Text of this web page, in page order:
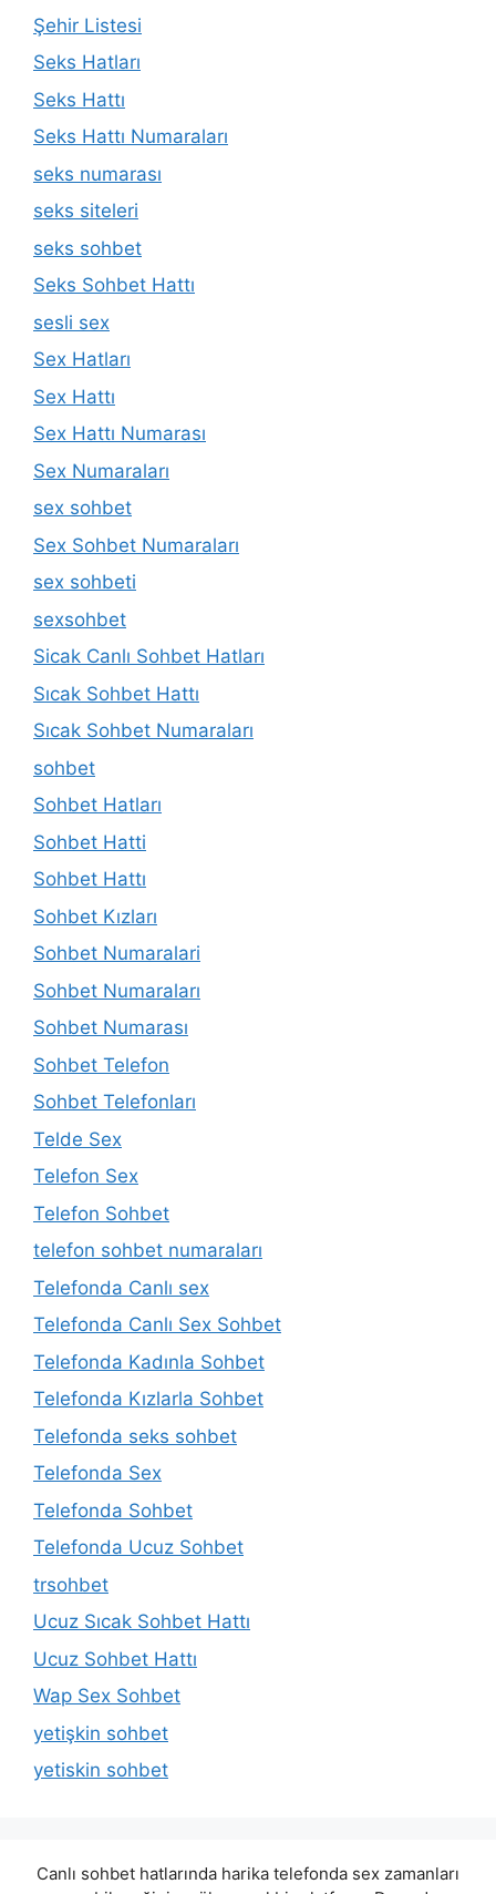
Şehir Listesi
Seks Hatları
Seks Hattı
Seks Hattı Numaraları
seks numarası
seks siteleri
seks sohbet
Seks Sohbet Hattı
sesli sex
Sex Hatları
Sex Hattı
Sex Hattı Numarası
Sex Numaraları
sex sohbet
Sex Sohbet Numaraları
sex sohbeti
sexsohbet
Sicak Canlı Sohbet Hatları
Sıcak Sohbet Hattı
Sıcak Sohbet Numaraları
sohbet
Sohbet Hatları
Sohbet Hatti
Sohbet Hattı
Sohbet Kızları
Sohbet Numaralari
Sohbet Numaraları
Sohbet Numarası
Sohbet Telefon
Sohbet Telefonları
Telde Sex
Telefon Sex
Telefon Sohbet
telefon sohbet numaraları
Telefonda Canlı sex
Telefonda Canlı Sex Sohbet
Telefonda Kadınla Sohbet
Telefonda Kızlarla Sohbet
Telefonda seks sohbet
Telefonda Sex
Telefonda Sohbet
Telefonda Ucuz Sohbet
trsohbet
Ucuz Sıcak Sohbet Hattı
Ucuz Sohbet Hattı
Wap Sex Sohbet
yetişkin sohbet
yetiskin sohbet
Canlı sohbet hatlarında harika telefonda sex zamanları